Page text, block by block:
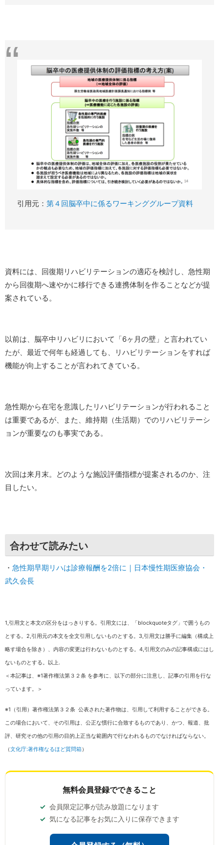
引用元： 第４回脳卒中に係るワーキンググループ資料
資料には、回復期リハビリテーションの適応を検討し、急性期
から回復期へ速やかに移行できる連携体制を作ることなどが提
案されている。
以前は、脳卒中リハビリにおいて「6ヶ月の壁」と言われてい
たが、最近で何年も経過しても、リハビリテーションをすれば
機能が向上することが言われてきている。
急性期から在宅を意識したリハビリテーションが行われること
は重要であるが、また、維持期（生活期）でのリハビリテーシ
ョンが重要なのも事実である。
次回は来月末。どのような施設評価指標が提案されるのか、注
目したい。
合わせて読みたい
・ 急性期早期リハは診療報酬を2倍に｜日本慢性期医療協会・
武久会長
1,引用文と本文の区分をはっきりする。引用文には、「blockquoteタグ」で囲うもの
とする。2,引用元の本文を全文引用しないものとする。3,引用文は勝手に編集（構成上
略す場合を除き）、内容の変更は行わないものとする。4,引用文のみの記事構成にはし
ないものとする。以上.
＜本記事は、※1著作権法第３２条 を参考に、以下の部分に注意し、記事の引用を行な
っています。＞
※1（引用）著作権法第３２条 公表された著作物は、引用して利用することができる。
この場合において、その引用は、公正な慣行に合致するものであり、かつ、報道、批
評、研究その他の引用の目的上正当な範囲内で行なわれるものでなければならない。
（文化庁:著作権なるほど質問箱）
無料会員登録でできること
会員限定記事が読み放題になります
気になる記事をお気に入りに保存できます